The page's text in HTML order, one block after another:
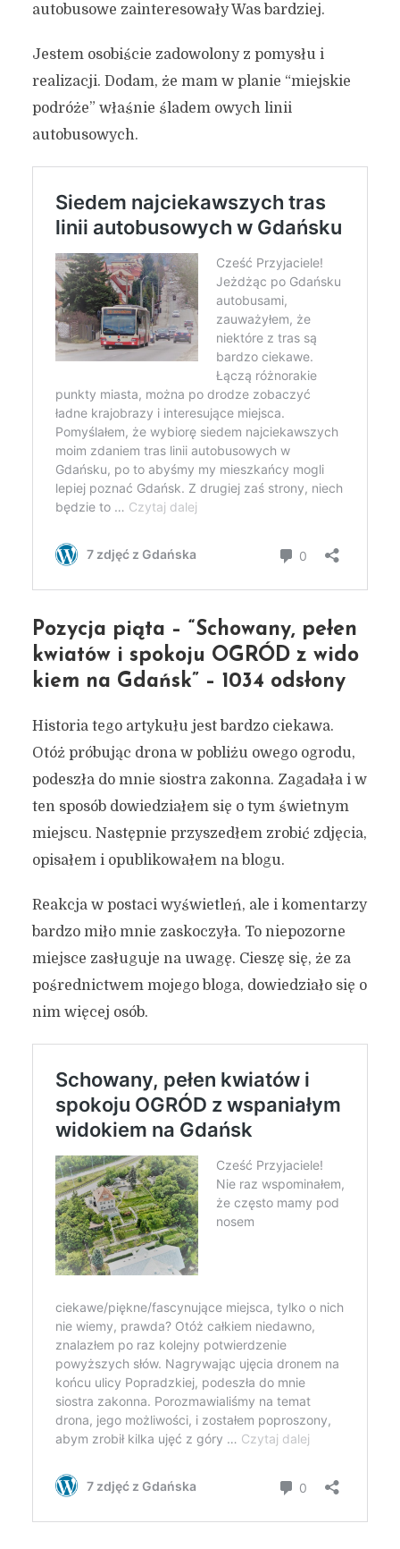
autobusowe zainteresowały Was bardziej.
Jestem osobiście zadowolony z pomysłu i
realizacji. Dodam, że mam w planie “miejskie
podróże” właśnie śladem owych linii
autobusowych.
Pozycja piąta – “Schowany, pełen
kwiatów i spokoju OGRÓD z wido
kiem na Gdańsk” – 1034 odsłony
Historia tego artykułu jest bardzo ciekawa.
Otóż próbując drona w pobliżu owego ogrodu,
podeszła do mnie siostra zakonna. Zagadała i w
ten sposób dowiedziałem się o tym świetnym
miejscu. Następnie przyszedłem zrobić zdjęcia,
opisałem i opublikowałem na blogu.
Reakcja w postaci wyświetleń, ale i komentarzy
bardzo miło mnie zaskoczyła. To niepozorne
miejsce zasługuje na uwagę. Cieszę się, że za
pośrednictwem mojego bloga, dowiedziało się o
nim więcej osób.